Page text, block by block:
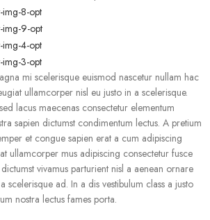
mi scelerisque euismod nascetur nullam hac
ullamcorper nisl eu justo in a scelerisque.
lacus maecenas consectetur elementum
sapien dictumst condimentum lectus. A pretium
et congue sapien erat a cum adipiscing
ullamcorper mus adipiscing consectetur fusce
vivamus parturient nisl a aenean ornare
scelerisque ad. In a dis vestibulum class a justo
nostra lectus fames porta.